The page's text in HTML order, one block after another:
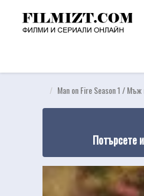
Man on Fire Season 1 /
Потърсете